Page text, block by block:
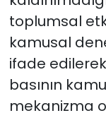
toplumsal
kamusal
ifade
basının
mekanizma